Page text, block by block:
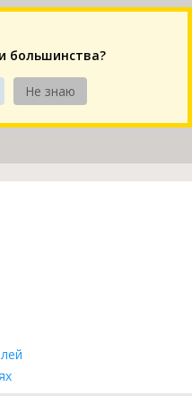
большинства?
Не знаю